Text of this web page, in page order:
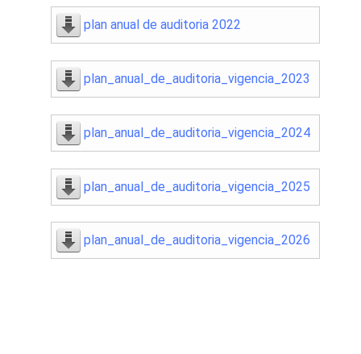
plan anual de auditoria 2022
plan_anual_de_auditoria_vigencia_2023
plan_anual_de_auditoria_vigencia_2024
plan_anual_de_auditoria_vigencia_2025
plan_anual_de_auditoria_vigencia_2026